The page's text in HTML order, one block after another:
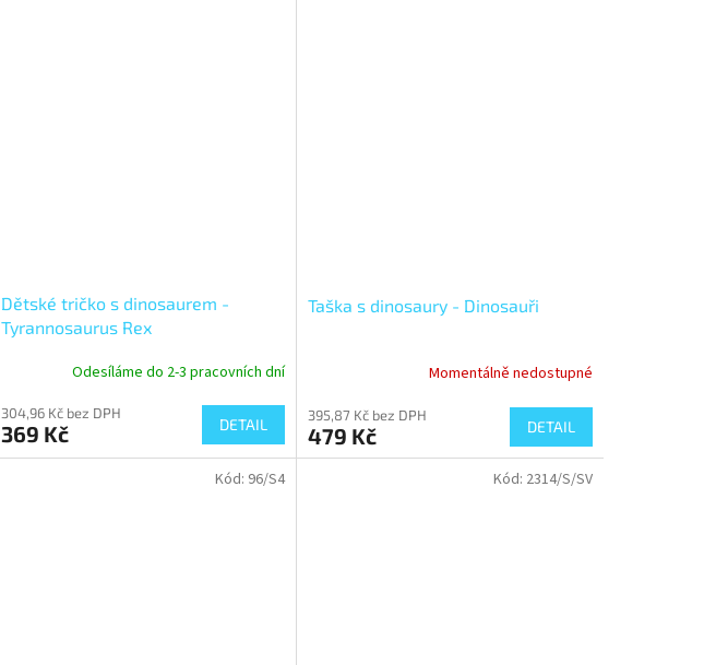
Dětské tričko s dinosaurem -
Tyrannosaurus Rex
Odesíláme do 2-3 pracovních dní
304,96 Kč bez DPH
369 Kč DETAIL
Taška s dinosaury - Dinosauři
Momentálně nedostupné
395,87 Kč bez DPH
479 Kč DETAIL
Kód: 96/S4 Kód: 2314/S/SV